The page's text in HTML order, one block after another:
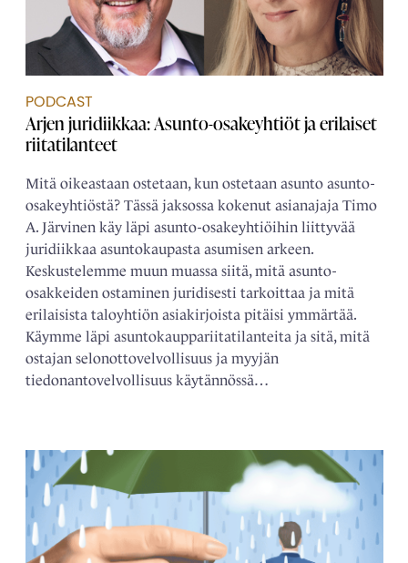
PODCAST
Arjen juridiikkaa: Asunto-osakeyhtiöt ja erilaiset
riitatilanteet
Mitä oikeastaan ostetaan, kun ostetaan asunto asunto-
osakeyhtiöstä? Tässä jaksossa kokenut asianajaja Timo
A. Järvinen käy läpi asunto-osakeyhtiöihin liittyvää
juridiikkaa asuntokaupasta asumisen arkeen.
Keskustelemme muun muassa siitä, mitä asunto-
osakkeiden ostaminen juridisesti tarkoittaa ja mitä
erilaisista taloyhtiön asiakirjoista pitäisi ymmärtää.
Käymme läpi asuntokauppariitatilanteita ja sitä, mitä
ostajan selonottovelvollisuus ja myyjän
tiedonantovelvollisuus käytännössä…